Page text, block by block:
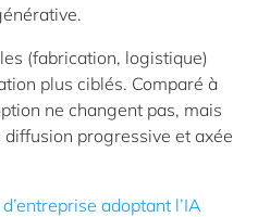
(fabrication, logistique)
plus ciblés. Comparé à
ne changent pas, mais
progressive et axée
adoptant l’IA